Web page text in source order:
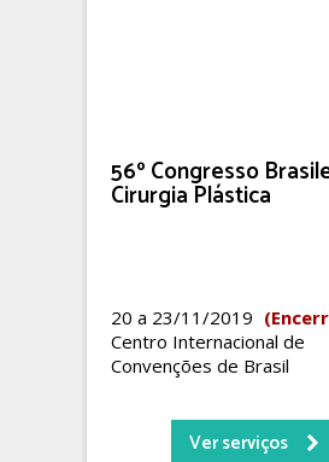
56º Congresso
Cirurgia Plástica
20 a 23/11/2019
Centro Internacional de
Convenções de Brasil
Ver serviços